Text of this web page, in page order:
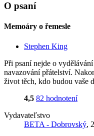
O psaní
Memoáry o řemesle
Stephen King
Při psaní nejde o
navazování přátelství.
život těch, kdo budou vaše
4,5 82 hodnotení
Vydavateľstvo
BETA - Dobrovský,